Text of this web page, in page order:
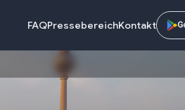
FAQPressebereichKontakt